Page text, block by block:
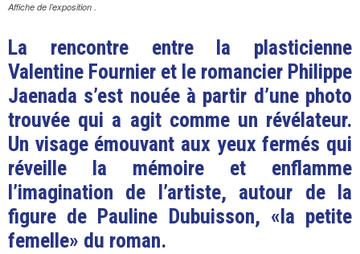
Affiche de l’exposition .
La rencontre entre la plasticienne
Valentine Fournier et le romancier Philippe
Jaenada s’est nouée à partir d’une photo
trouvée qui a agit comme un révélateur.
Un visage émouvant aux yeux fermés qui
réveille la mémoire et enflamme
l’imagination de l’artiste, autour de la
figure de Pauline Dubuisson, «la petite
femelle» du roman.